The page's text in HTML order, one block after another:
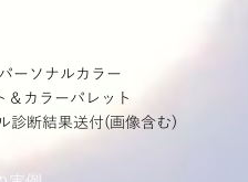
ーソナルカラー
カラーパレット
診断結果送付(画像含む)